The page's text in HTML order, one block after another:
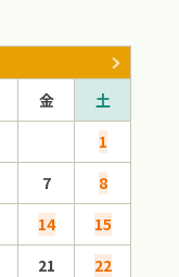
金
土
1
7
8
14
15
21
22